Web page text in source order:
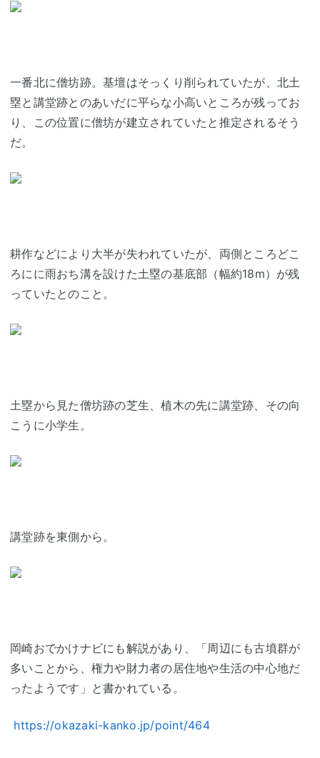
一番北に僧坊跡。基壇はそっくり削られていたが、北土
塁と講堂跡とのあいだに平らな小高いところが残ってお
り、この位置に僧坊が建立されていたと推定されるそう
だ。
耕作などにより大半が失われていたが、両側ところどこ
ろにに雨おち溝を設けた土塁の基底部（幅約18m）が残
っていたとのこと。
土塁から見た僧坊跡の芝生、植木の先に講堂跡、その向
こうに小学生。
講堂跡を東側から。
岡崎おでかけナビにも解説があり、「周辺にも古墳群が
多いことから、権力や財力者の居住地や生活の中心地だ
ったようです」と書かれている。
https://okazaki-kanko.jp/point/464